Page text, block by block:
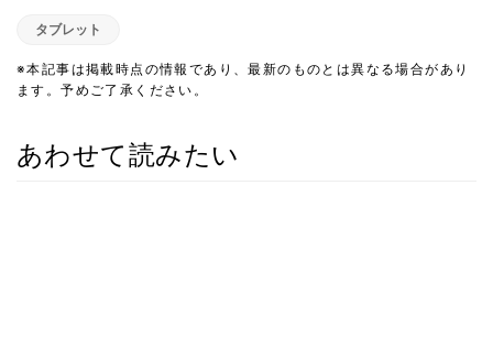
タブレット
※本記事は掲載時点の情報であり、最新のものとは異なる場合があり
ます。予めご了承ください。
あわせて読みたい